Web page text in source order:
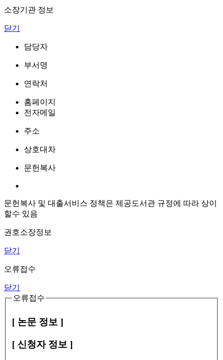
소장기관 정보
닫기
담당자
부서명
연락처
홈페이지
전자메일
주소
상호대차
문헌복사
문헌복사 및 대출서비스 정책은 제공도서관 규정에 따라 상이
할수 있음
권호소장정보
닫기
오류접수
닫기
오류접수
[ 논문 정보 ]
[ 신청자 정보 ]